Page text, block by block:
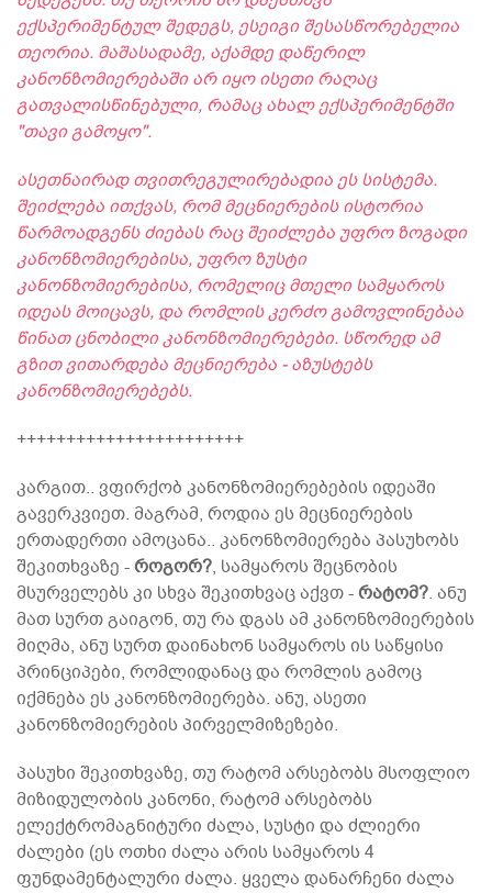
ექსპერიმენტულ შედეგს, ესეიგი შესასწორებელია
თეორია. მაშასადამე, აქამდე დაწერილ
კანონზომიერებაში არ იყო ისეთი რაღაც
გათვალისწინებული, რამაც ახალ ექსპერიმენტში
"თავი გამოყო".
ასეთნაირად თვითრეგულირებადია ეს სისტემა.
შეიძლება ითქვას, რომ მეცნიერების ისტორია
წარმოადგენს ძიებას რაც შეიძლება უფრო ზოგადი
კანონზომიერებისა, უფრო ზუსტი
კანონზომიერებისა, რომელიც მთელი სამყაროს
იდეას მოიცავს, და რომლის კერძო გამოვლინებაა
წინათ ცნობილი კანონზომიერებები. სწორედ ამ
გზით ვითარდება მეცნიერება - აზუსტებს
კანონზომიერებებს.
+++++++++++++++++++++++
კარგით.. ვფირქობ კანონზომიერებების იდეაში
გავერკვიეთ. მაგრამ, როდია ეს მეცნიერების
ერთადერთი ამოცანა.. კანონზომიერება პასუხობს
შეკითხვაზე -როგორ?, სამყაროს შეცნობის
მსურველებს კი სხვა შეკითხვაც აქვთ -რატომ?. ანუ
მათ სურთ გაიგონ, თუ რა დგას ამ კანონზომიერების
მიღმა, ანუ სურთ დაინახონ სამყაროს ის საწყისი
პრინციპები, რომლიდანაც და რომლის გამოც
იქმნება ეს კანონზომიერება. ანუ, ასეთი
კანონზომიერების პირველმიზეზები.
პასუხი შეკითხვაზე, თუ რატომ არსებობს მსოფლიო
მიზიდულობის კანონი, რატომ არსებობს
ელექტრომაგნიტური ძალა, სუსტი და ძლიერი
ძალები (ეს ოთხი ძალა არის სამყაროს 4
ფუნდამენტალური ძალა. ყველა დანარჩენი ძალა